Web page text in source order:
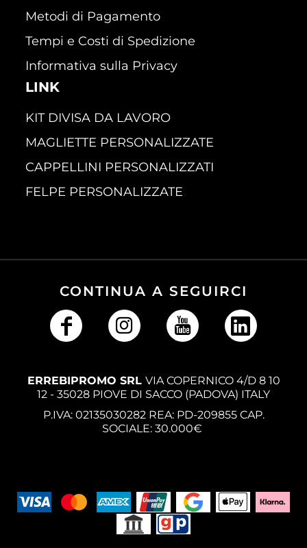
Metodi di Pagamento
Tempi e Costi di Spedizione
Informativa sulla Privacy
LINK
KIT DIVISA DA LAVORO
MAGLIETTE PERSONALIZZATE
CAPPELLINI PERSONALIZZATI
FELPE PERSONALIZZATE
CONTINUA A SEGUIRCI
ERREBIPROMO SRL VIA COPERNICO 4/D 8 10
12 - 35028 PIOVE DI SACCO (PADOVA) ITALY
P.IVA: 02135030282 REA: PD-209855 CAP.
SOCIALE: 30.000€